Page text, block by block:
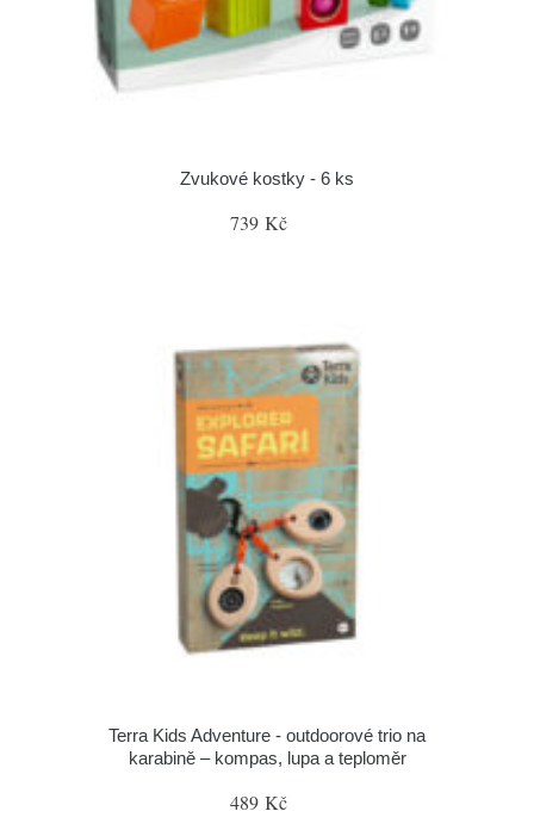
Zvukové kostky - 6 ks
739 Kč
Terra Kids Adventure - outdoorové trio na
karabině – kompas, lupa a teploměr
489 Kč